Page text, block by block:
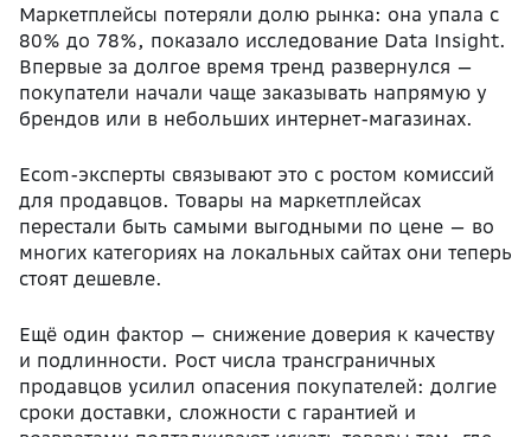
Маркетплейсы потеряли долю рынка: она упала с
80% до 78%, показало исследование Data Insight.
Впервые за долгое время тренд развернулся —
покупатели начали чаще заказывать напрямую у
брендов или в небольших интернет-магазинах.
Ecom-эксперты связывают это с ростом комиссий
для продавцов. Товары на маркетплейсах
перестали быть самыми выгодными по цене — во
многих категориях на локальных сайтах они теперь
стоят дешевле.
Ещё один фактор — снижение доверия к качеству
и подлинности. Рост числа трансграничных
продавцов усилил опасения покупателей: долгие
сроки доставки, сложности с гарантией и